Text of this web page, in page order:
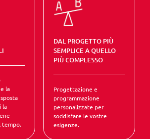
la
la
tempo.
DAL PROGETTO PIÙ
SEMPLICE A QUELLO
PIÙ COMPLESSO
Progettazione e
programmazione
personalizzate per
soddisfare le vostre
esigenze.